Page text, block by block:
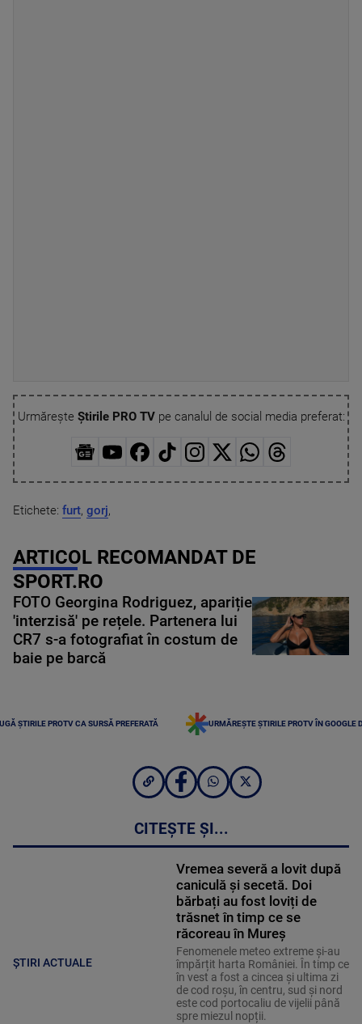
Urmărește Știrile PRO TVpe canalul de social media preferat:
Etichete: furt, gorj,
ARTICOL RECOMANDAT DE
SPORT.RO
FOTO Georgina Rodriguez, apariție
'interzisă' pe rețele. Partenera lui
CR7 s-a fotografiat în costum de
baie pe barcă
ȘTIRILE PROTV CA SURSĂ PREFERATĂ URMĂREȘTE ȘTIRILE PROTV ÎN GOOGLE
CITEȘTE ȘI...
ȘTIRI ACTUALE
Vremea severă a lovit după
caniculă și secetă. Doi
bărbați au fost loviți de
trăsnet în timp ce se
răcoreau în Mureș
Fenomenele meteo extreme și-au
împărțit harta României. În timp ce
în vest a fost a cincea și ultima zi
de cod roșu, în centru, sud și nord
este cod portocaliu de vijelii până
spre miezul nopții.